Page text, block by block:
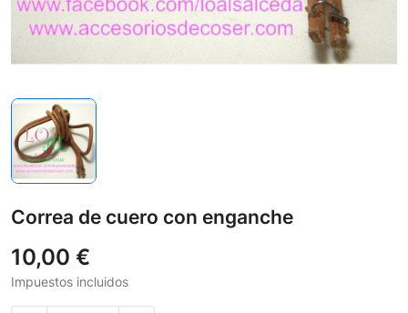
Correa de cuero con enganche
10,00 €
Impuestos incluidos